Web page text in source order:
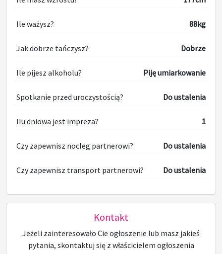
Ile ważysz? 88kg
Jak dobrze tańczysz? Dobrze
Ile pijesz alkoholu? Piję umiarkowanie
Spotkanie przed uroczystością? Do ustalenia
Ilu dniowa jest impreza? 1
Czy zapewnisz nocleg partnerowi? Do ustalenia
Czy zapewnisz transport partnerowi? Do ustalenia
Kontakt
Jeżeli zainteresowało Cie ogłoszenie lub masz jakieś
pytania, skontaktuj się z właścicielem ogłoszenia